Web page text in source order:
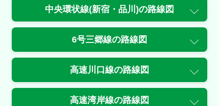
規制
三宅坂ＪＣＴ付近
内容
１車線規制
中央環状線(新宿・品川)の路線図
6号三郷線の路線図
高速川口線の路線図
高速湾岸線の路線図